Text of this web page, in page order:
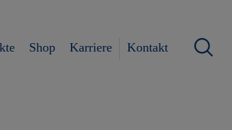
Shop Karriere Kontakt